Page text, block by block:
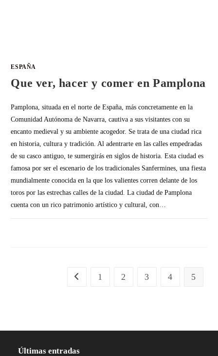
ESPAÑA
Que ver, hacer y comer en Pamplona
Pamplona, situada en el norte de España, más concretamente en la
Comunidad Autónoma de Navarra, cautiva a sus visitantes con su
encanto medieval y su ambiente acogedor. Se trata de una ciudad rica
en historia, cultura y tradición. Al adentrarte en las calles empedradas
de su casco antiguo, te sumergirás en siglos de historia. Esta ciudad es
famosa por ser el escenario de los tradicionales Sanfermines, una fiesta
mundialmente conocida en la que los valientes corren delante de los
toros por las estrechas calles de la ciudad. La ciudad de Pamplona
cuenta con un rico patrimonio artístico y cultural, con…
1 2 3 4 5
Últimas entradas